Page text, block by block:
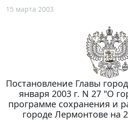
15 марта 2003
Постановление Главы
января 2003 г. N 27 "О
программе сохранения и
городе Лермонтове на